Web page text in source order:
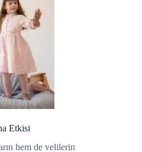
Etkisi
hem de velilerin